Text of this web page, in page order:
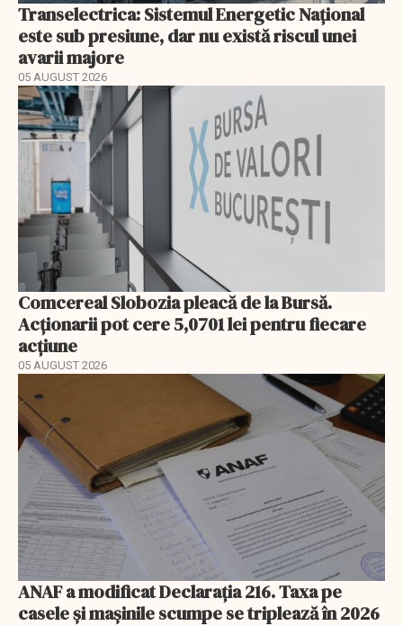
Transelectrica: Sistemul Energetic Național
este sub presiune, dar nu există riscul unei
avarii majore
05 AUGUST 2026
Comcereal Slobozia pleacă de la Bursă.
Acționarii pot cere 5,0701 lei pentru fiecare
acțiune
05 AUGUST 2026
ANAF a modificat Declarația 216. Taxa pe
casele și mașinile scumpe se triplează în 2026